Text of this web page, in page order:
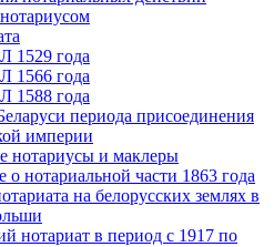
1529 года
1566 года
1588 года
периода присоединения
империи
нотариусы и маклеры
нотариальной части 1863 года
на белорусских землях в
нотариат в период с 1917 по